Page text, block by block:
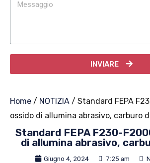
INVIARE
Home / NOTIZIA / Standard FEPA
ossido di allumina abrasivo, carburo
Standard FEPA F230-
di allumina abrasivo,
Giugno 4, 2024 7:25 am